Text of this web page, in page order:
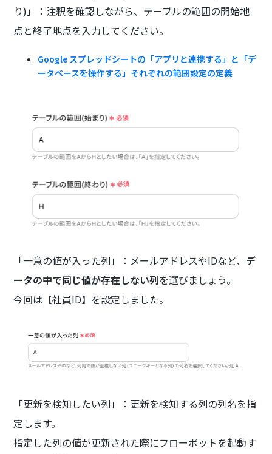
り)」：注釈を確認しながら、テーブルの範囲の開始地
点と終了地点を入力してください。
Google スプレッドシートの「アプリと連携する」と「デ
ータベースを操作する」それぞれの範囲設定の定義
「一意の値が入った列」：メールアドレスやIDなど、 デ
ータの中で同じ値が存在しない列を選びましょう。
今回は【社員ID】を設定しました。
「更新を検知したい列」：更新を検知する列の列名を指
定します。
指定した列の値が更新された際にフローボットを起動す